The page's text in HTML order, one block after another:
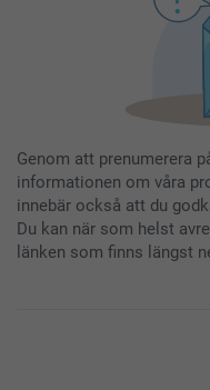
Genom att prenumerera
informationen om våra
innebär också att du
Du kan när som helst
länken som finns längst